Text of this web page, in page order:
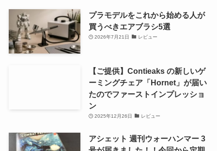
プラモデルをこれから始める人が
買うべきエアブラシ5選
2026年7月21日 レビュー
【ご提供】Contieaks の新しいゲ
ーミングチェア「Hornet」が届い
たのでファーストインプレッショ
ン
2025年12月26日 レビュー
アシェット 週刊ウォーハンマー 3